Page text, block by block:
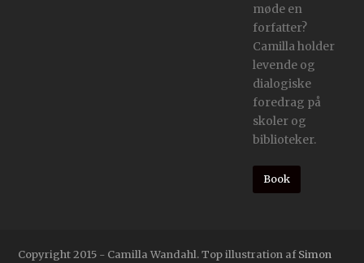
møde en
forfatter?
Camilla holder
levende og
dialogiske
foredrag på
skoler og
biblioteker.
Book
Copyright 2015 - Camilla Wandahl. Top illustration afSimon